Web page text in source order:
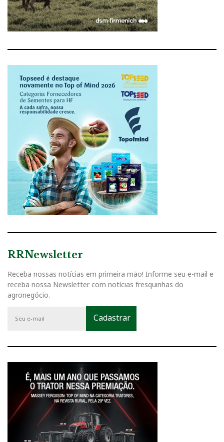
RRNewsletter
Receba nossas notícias em primeira mão! Informe seu e-mail e
receba nossa Newsletter com notícias fresquinhas do
agronegócio.